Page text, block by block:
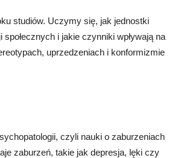
studiów. Uczymy się, jak jednostki
i jakie czynniki wpływają na
uprzedzeniach i konformizmie
czyli nauki o zaburzeniach
zaburzeń, takie jak depresja, lęki czy